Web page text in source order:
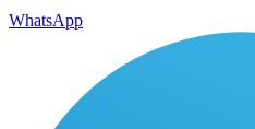
WhatsApp